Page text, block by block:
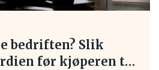
bedriften? Slik
før kjøperen tar